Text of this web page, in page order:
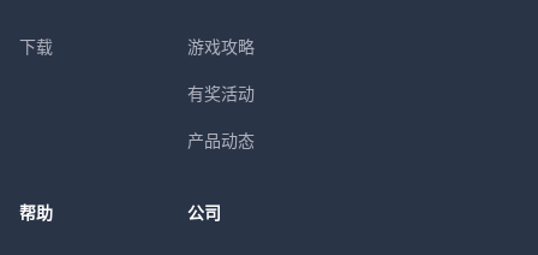
下载 游戏攻略
有奖活动
产品动态
帮助 公司